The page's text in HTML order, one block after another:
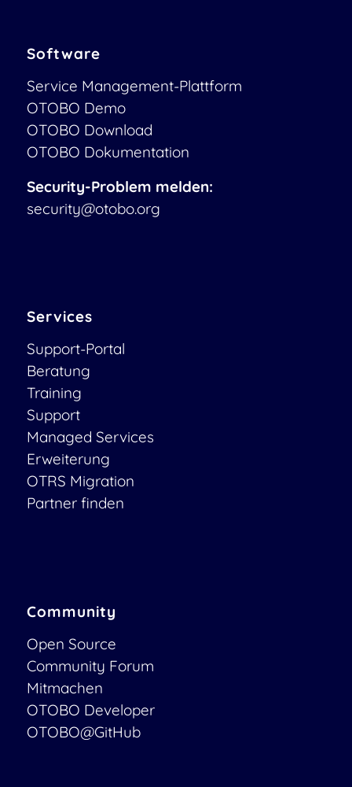
Software
Service Management-Plattform
OTOBO Demo
OTOBO Download
OTOBO Dokumentation
Security-Problem melden:
security@otobo.org
Services
Support-Portal
Beratung
Training
Support
Managed Services
Erweiterung
OTRS Migration
Partner finden
Community
Open Source
Community Forum
Mitmachen
OTOBO Developer
OTOBO@GitHub